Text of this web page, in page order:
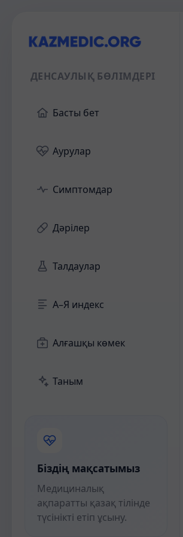
ДЕНСАУЛЫҚ БӨЛІМДЕРІ
Басты бет
Аурулар
Симптомдар
Дәрілер
Талдаулар
А–Я индекс
Алғашқы көмек
Таным
Біздің мақсатымыз
Медициналық
ақпаратты қазақ тілінде
түсінікті етіп ұсыну.